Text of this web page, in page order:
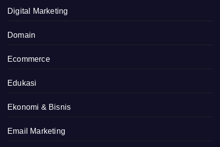
Digital Marketing
Domain
Ecommerce
Edukasi
Ekonomi & Bisnis
Email Marketing